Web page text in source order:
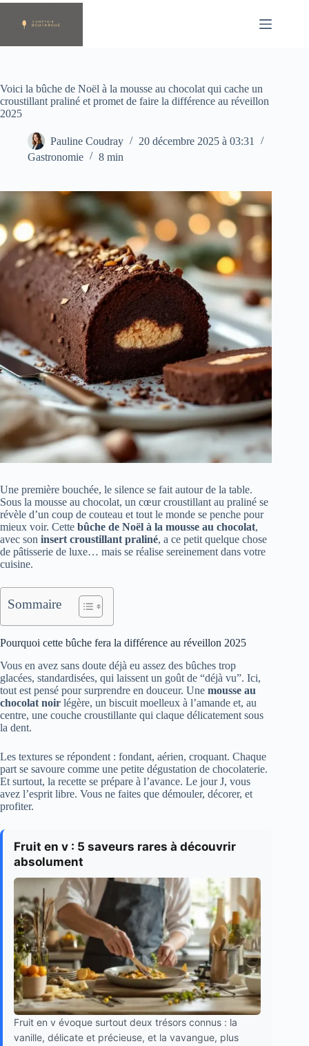
Passer
contenu
Voici la bûche de Noël à la mousse au chocolat qui cache un
croustillant praliné et promet de faire la différence au réveillon
2025
Pauline Coudray
20 décembre 2025 à 03:31
Gastronomie
8 min
Une première bouchée, le silence se fait autour de la table.
Sous la mousse au chocolat, un cœur croustillant au praliné se
révèle d’un coup de couteau et tout le monde se penche pour
mieux voir. Cette bûche de Noël à la mousse au chocolat,
avec son insert croustillant praliné, a ce petit quelque chose
de pâtisserie de luxe… mais se réalise sereinement dans votre
cuisine.
Sommaire
Pourquoi cette bûche fera la différence au réveillon 2025
Vous en avez sans doute déjà eu assez des bûches trop
glacées, standardisées, qui laissent un goût de “déjà vu”. Ici,
tout est pensé pour surprendre en douceur. Une mousse au
chocolat noir légère, un biscuit moelleux à l’amande et, au
centre, une couche croustillante qui claque délicatement sous
la dent.
Les textures se répondent : fondant, aérien, croquant. Chaque
part se savoure comme une petite dégustation de chocolaterie.
Et surtout, la recette se prépare à l’avance. Le jour J, vous
avez l’esprit libre. Vous ne faites que démouler, décorer, et
profiter.
Fruit en v : 5 saveurs rares à découvrir
absolument
Fruit en v évoque surtout deux trésors connus : la
vanille, délicate et précieuse, et la vavangue, plus